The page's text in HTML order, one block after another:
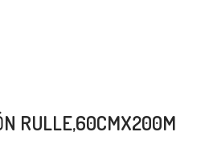
RULLE,60CMX200M